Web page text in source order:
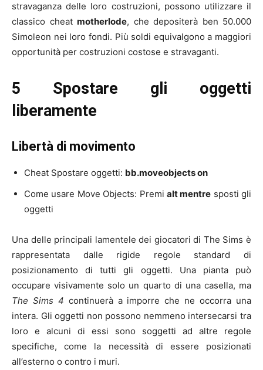
stravaganza delle loro costruzioni, possono utilizzare il
classico cheat motherlode, che depositerà ben 50.000
Simoleon nei loro fondi. Più soldi equivalgono a maggiori
opportunità per costruzioni costose e stravaganti.
5 Spostare gli oggetti
liberamente
Libertà di movimento
Cheat Spostare oggetti: bb.moveobjects on
Come usare Move Objects: Premi alt mentre sposti gli
oggetti
Una delle principali lamentele dei giocatori di The Sims è
rappresentata dalle rigide regole standard di
posizionamento di tutti gli oggetti. Una pianta può
occupare visivamente solo un quarto di una casella, ma
The Sims 4 continuerà a imporre che ne occorra una
intera. Gli oggetti non possono nemmeno intersecarsi tra
loro e alcuni di essi sono soggetti ad altre regole
specifiche, come la necessità di essere posizionati
all’esterno o contro i muri.